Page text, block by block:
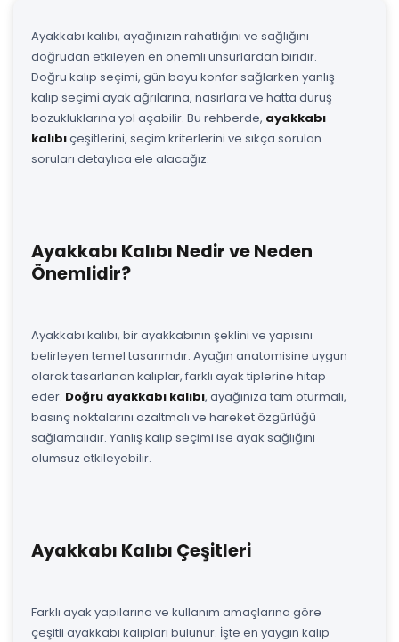
Ayakkabı kalıbı, ayağınızın rahatlığını ve sağlığını
doğrudan etkileyen en önemli unsurlardan biridir.
Doğru kalıp seçimi, gün boyu konfor sağlarken yanlış
kalıp seçimi ayak ağrılarına, nasırlara ve hatta duruş
bozukluklarına yol açabilir. Bu rehberde, ayakkabı
kalıbıçeşitlerini, seçim kriterlerini ve sıkça sorulan
soruları detaylıca ele alacağız.
Ayakkabı Kalıbı Nedir ve Neden
Önemlidir?
Ayakkabı kalıbı, bir ayakkabının şeklini ve yapısını
belirleyen temel tasarımdır. Ayağın anatomisine uygun
olarak tasarlanan kalıplar, farklı ayak tiplerine hitap
eder. Doğru ayakkabı kalıbı, ayağınıza tam oturmalı,
basınç noktalarını azaltmalı ve hareket özgürlüğü
sağlamalıdır. Yanlış kalıp seçimi ise ayak sağlığını
olumsuz etkileyebilir.
Ayakkabı Kalıbı Çeşitleri
Farklı ayak yapılarına ve kullanım amaçlarına göre
çeşitli ayakkabı kalıpları bulunur. İşte en yaygın kalıp